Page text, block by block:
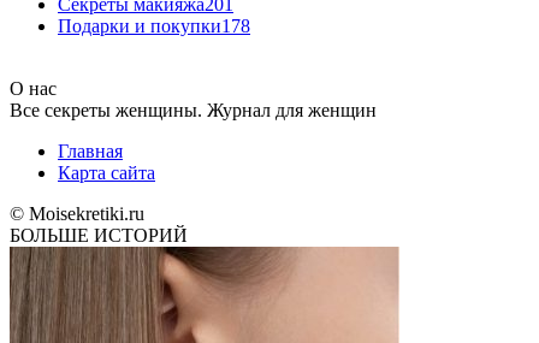
Секреты макияжа201
Подарки и покупки178
О нас
Все секреты женщины. Журнал для женщин
Главная
Карта сайта
© Moisekretiki.ru
БОЛЬШЕ ИСТОРИЙ